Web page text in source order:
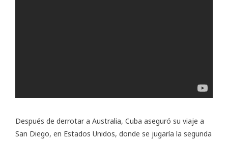
Después de derrotar a Australia, Cuba aseguró su viaje a
San Diego, en Estados Unidos, donde se jugaría la segunda